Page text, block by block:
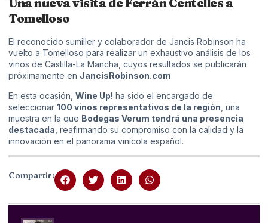
Tomelloso
El reconocido sumiller y colaborador de Jancis Robinson ha
vuelto a Tomelloso para realizar un exhaustivo análisis de los
vinos de Castilla-La Mancha, cuyos resultados se publicarán
próximamente en JancisRobinson.com.
En esta ocasión, Wine Up! ha sido el encargado de
seleccionar 100 vinos representativos de la región , una
muestra en la que Bodegas Verum tendrá una presencia
destacada , reafirmando su compromiso con la calidad y la
innovación en el panorama vinícola español.
Compartir: